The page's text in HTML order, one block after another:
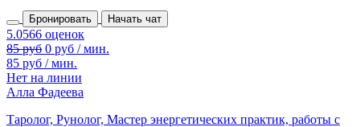
Бронировать Начать чат
85 руб 0 руб / мин.
85 руб / мин.
Нет на линии
Алла Фадеева
Таролог, Рунолог, Мастер энергетических практик, работы с